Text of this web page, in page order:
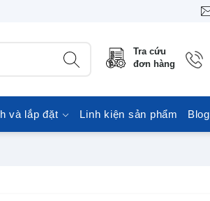
Tra cứu
đơn hàng
và lắp đặt Linh kiện sản phẩm Blog